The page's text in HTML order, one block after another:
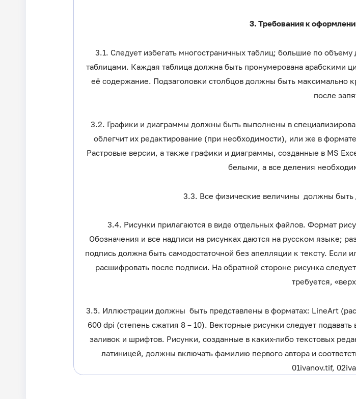
3. Требования к
3.1. Следует избегать многостраничных таблиц; большие по
таблицами. Каждая таблица должна быть пронумерована арабскими
её содержание. Подзаголовки столбцов должны быть
после
3.2. Графики и диаграммы должны быть выполнены в
облегчит их редактирование (при необходимости), или же в
Растровые версии, а также графики и диаграммы, созданные в MS
белыми, а все деления
3.3. Все физические величины должны
3.4. Рисунки прилагаются в виде отдельных файлов. Формат
Обозначения и все надписи на рисунках даются на русском языке;
подпись должна быть самодостаточной без апелляции к тексту.
расшифровать после подписи. На обратной стороне рисунка
требуется,
3.5. Иллюстрации должны быть представлены в форматах: LineArt
600 dpi (степень сжатия 8 – 10). Векторные рисунки следует
заливок и шрифтов. Рисунки, созданные в каких-либо текстовых
латиницей, должны включать фамилию первого автора и
01ivanov.tif,